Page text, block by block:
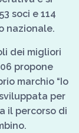
soci e 114
nazionale.
dei migliori
propone
marchio “Io
per
il percorso di